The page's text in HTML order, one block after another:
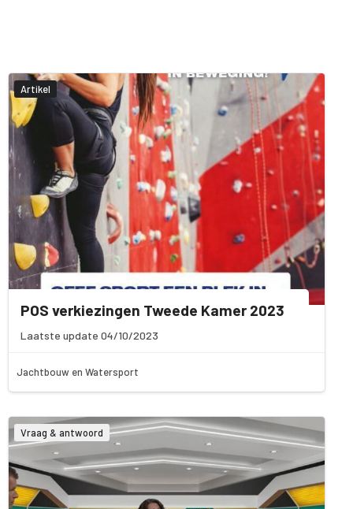
Artikel
POS verkiezingen Tweede Kamer 2023
Laatste update 04/10/2023
Jachtbouw en Watersport
Vraag & antwoord